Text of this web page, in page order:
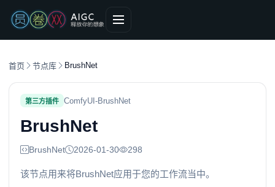
首页 节点库 BrushNet
第三方插件 ComfyUI-BrushNet
BrushNet
BrushNet 2026-01-30 298
该节点用来将BrushNet应用于您的工作流当中。